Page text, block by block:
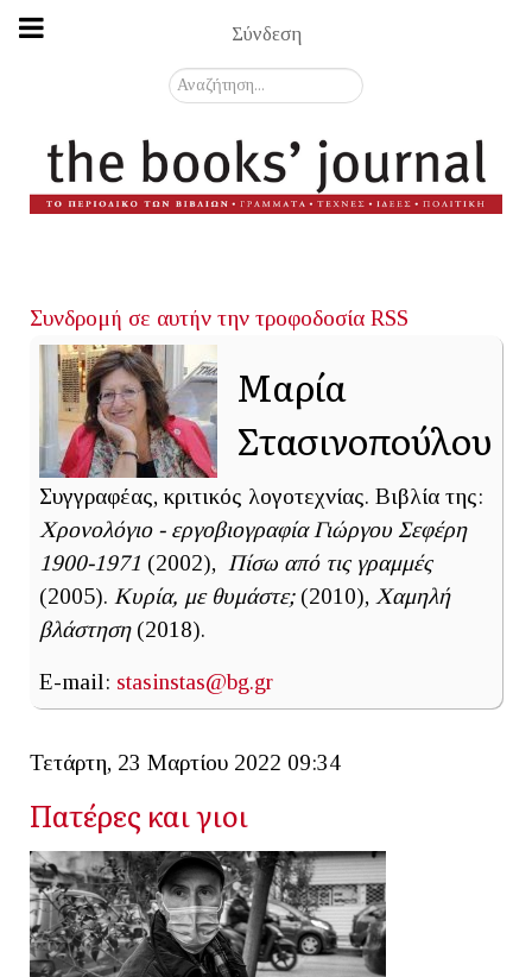
Σύνδεση
Αναζήτηση...
Συνδρομή σε αυτήν την τροφοδοσία RSS
Μαρία
Στασινοπούλου
Συγγραφέας, κριτικός λογοτεχνίας. Βιβλία της:
Χρονολόγιο - εργοβιογραφία Γιώργου Σεφέρη
1900-1971 (2002), Πίσω από τις γραμμές
(2005). Κυρία, με θυμάστε;(2010), Χαμηλή
βλάστηση(2018).
E-mail: stasinstas@bg.gr
Τετάρτη, 23 Μαρτίου 2022 09:34
Πατέρες και γιοι